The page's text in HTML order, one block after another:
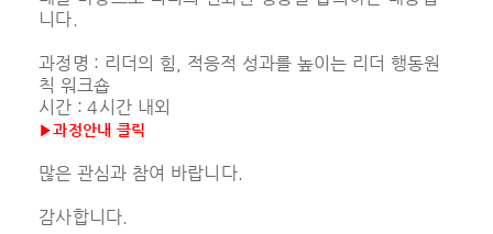
니다.
과정명 : 리더의 힘, 적응적 성과를 높이는 리더 행동원
칙 워크숍
시간 : 4시간 내외
▶과정안내 클릭
많은 관심과 참여 바랍니다.
감사합니다.